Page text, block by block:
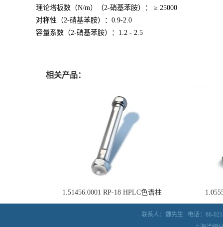
理论塔板数（N/m）（2-硝基苯胺）： ≥ 25000
对称性（2-硝基苯胺）：0.9-2.0
容量系数（2-硝基苯胺）：1.2 - 2.5
相关产品：
1.51456.0001 RP-18 HPLC色谱柱
联系人：魏先生 电话：86-